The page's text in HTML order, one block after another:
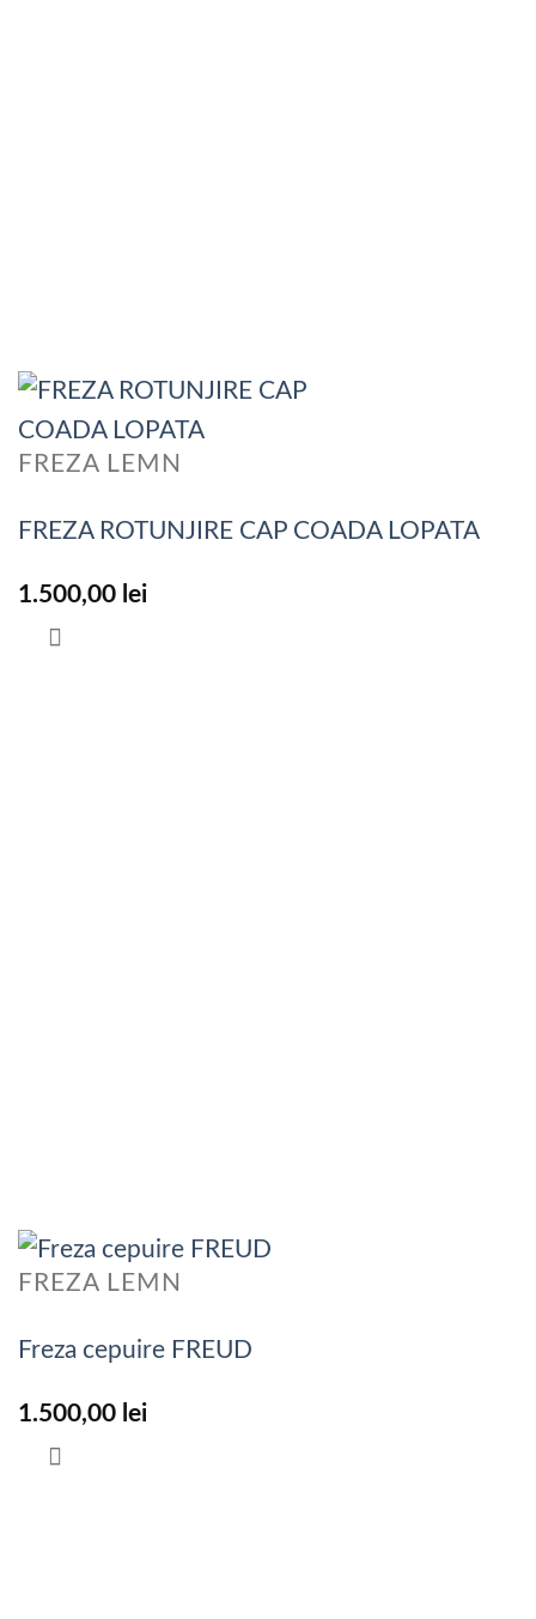
FREZA LEMN
FREZA ROTUNJIRE CAP COADA LOPATA
1.500,00 lei
FREZA LEMN
Freza cepuire FREUD
1.500,00 lei